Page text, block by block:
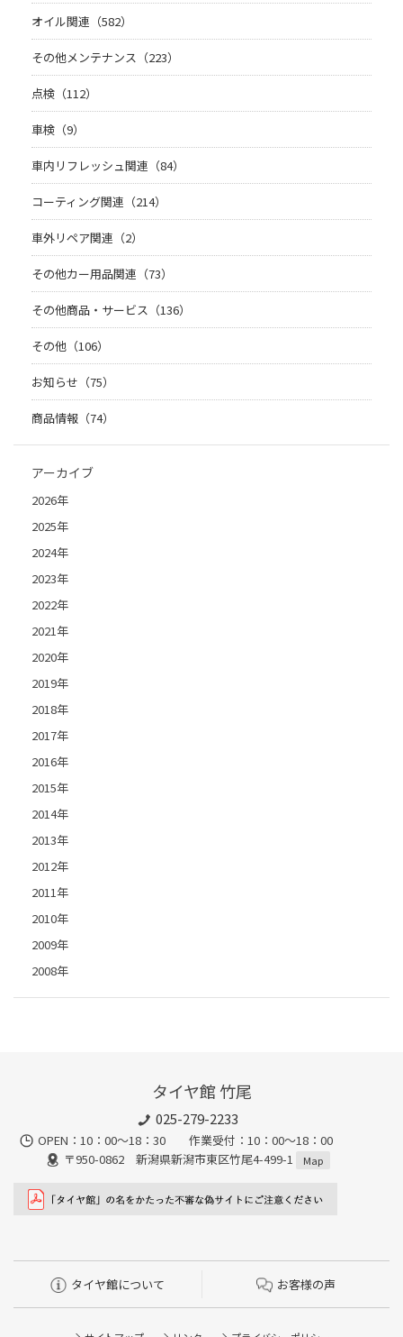
オイル関連（582）
その他メンテナンス（223）
点検（112）
車検（9）
車内リフレッシュ関連（84）
コーティング関連（214）
車外リペア関連（2）
その他カー用品関連（73）
その他商品・サービス（136）
その他（106）
お知らせ（75）
商品情報（74）
アーカイブ
2026年
2025年
2024年
2023年
2022年
2021年
2020年
2019年
2018年
2017年
2016年
2015年
2014年
2013年
2012年
2011年
2010年
2009年
2008年
タイヤ館 竹尾
025-279-2233
OPEN：10：00～18：30 作業受付：10：00～18：00
〒950-0862 新潟県新潟市東区竹尾4-499-1
Map
タイヤ館について お客様の声